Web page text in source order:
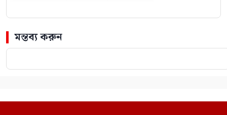
মন্তব্য করুন